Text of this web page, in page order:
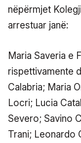
nëpërmjet
arrestuar janë:
Maria Saveria e
rispettivamente
Calabria; Maria
Locri; Lucia
Severo; Savino
Trani; Leonardo